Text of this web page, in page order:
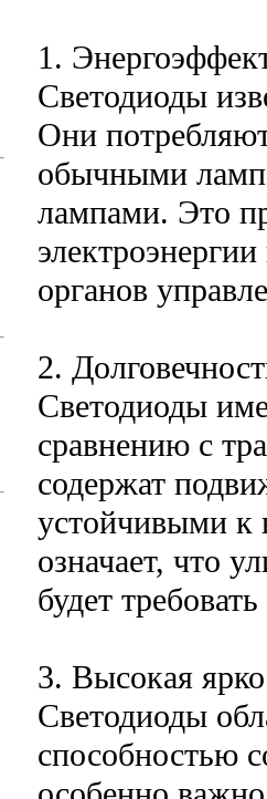
1.
Светодиоды
Они
обычными
лампами. Это
органов
2.
Светодиоды
сравнению с
содержат
устойчивыми к
означает, что
будет
3. Высокая
Светодиоды
способностью